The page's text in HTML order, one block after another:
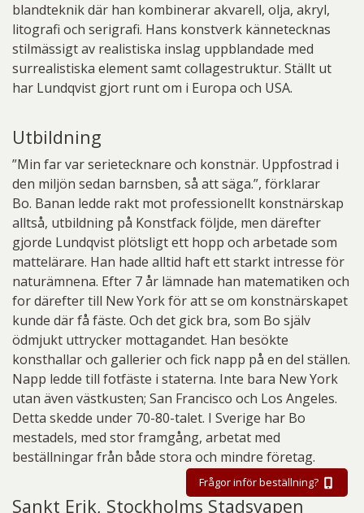
blandteknik där han kombinerar akvarell, olja, akryl,
litografi och serigrafi. Hans konstverk kännetecknas
stilmässigt av realistiska inslag uppblandade med
surrealistiska element samt collagestruktur. Ställt ut
har Lundqvist gjort runt om i Europa och USA.
Utbildning
”Min far var serietecknare och konstnär. Uppfostrad i
den miljön sedan barnsben, så att säga.”, förklarar
Bo. Banan ledde rakt mot professionellt konstnärskap
alltså, utbildning på Konstfack följde, men därefter
gjorde Lundqvist plötsligt ett hopp och arbetade som
mattelärare. Han hade alltid haft ett starkt intresse för
naturämnena. Efter 7 år lämnade han matematiken och
for därefter till New York för att se om konstnärskapet
kunde där få fäste. Och det gick bra, som Bo själv
ödmjukt uttrycker mottagandet. Han besökte
konsthallar och gallerier och fick napp på en del ställen.
Napp ledde till fotfäste i staterna. Inte bara New York
utan även västkusten; San Francisco och Los Angeles.
Detta skedde under 70-80-talet. I Sverige har Bo
mestadels, med stor framgång, arbetat med
beställningar från både stora och mindre företag.
Sankt Erik, Stockholms Stadsvapen
Frågor inför beställning?